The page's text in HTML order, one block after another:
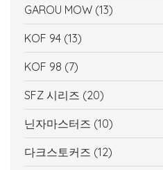
GAROU MOW (13)
KOF 94 (13)
KOF 98 (7)
SFZ 시리즈 (20)
닌자마스터즈 (10)
다크스토커즈 (12)